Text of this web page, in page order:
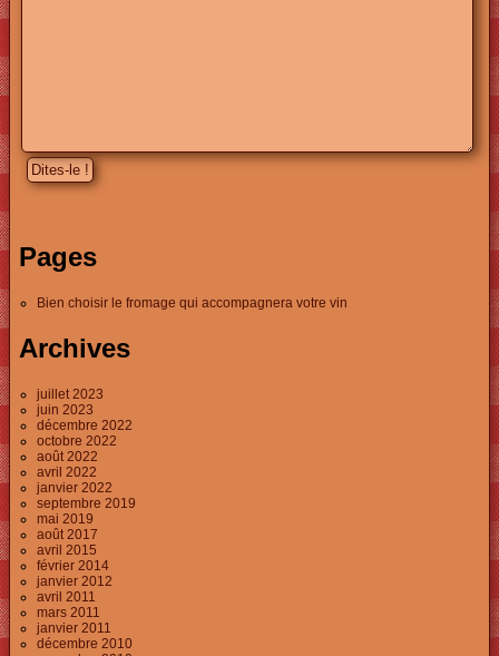
Pages
Bien choisir le fromage qui accompagnera votre vin
Archives
juillet 2023
juin 2023
décembre 2022
octobre 2022
août 2022
avril 2022
janvier 2022
septembre 2019
mai 2019
août 2017
avril 2015
février 2014
janvier 2012
avril 2011
mars 2011
janvier 2011
décembre 2010